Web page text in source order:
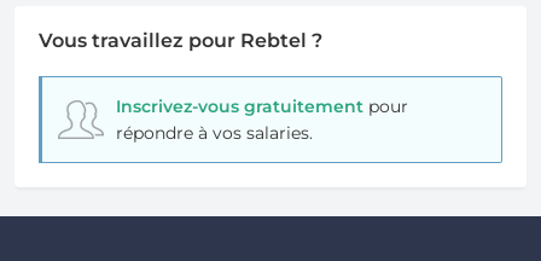
Vous travaillez pour Rebtel ?
Inscrivez-vous gratuitementpour
répondre à vos salaries.